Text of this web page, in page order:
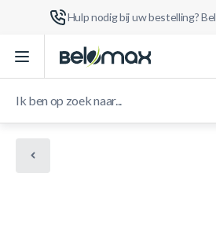
Hulp nodig bij uw bestelling? Bel
Ga naar de inhoud